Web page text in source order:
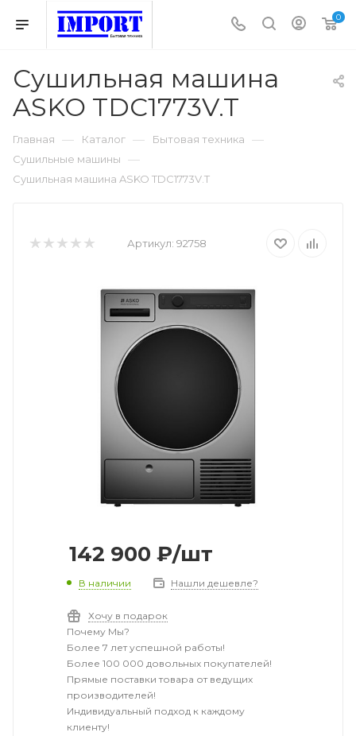
0
Сушильная машина
ASKO TDC1773V.T
Главная — Каталог — Бытовая техника —
Сушильные машины —
Сушильная машина ASKO TDC1773V.T
Артикул: 92758
142 900 ₽/шт
В наличии Нашли дешевле?
Хочу в подарок
Почему Мы?
Более 7 лет успешной работы!
Более 100 000 довольных покупателей!
Прямые поставки товара от ведущих
производителей!
Индивидуальный подход к каждому
клиенту!